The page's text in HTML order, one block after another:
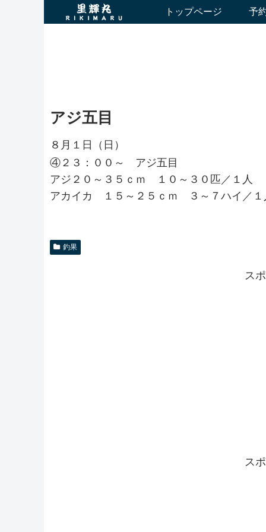
トップページ 予
アジ五目
８月１日（日）
④２３：００～ アジ五目
アジ２０～３５ｃｍ １０～３０匹／１人
アカイカ １５～２５ｃｍ ３～７ハイ／１
釣果
ス
ス